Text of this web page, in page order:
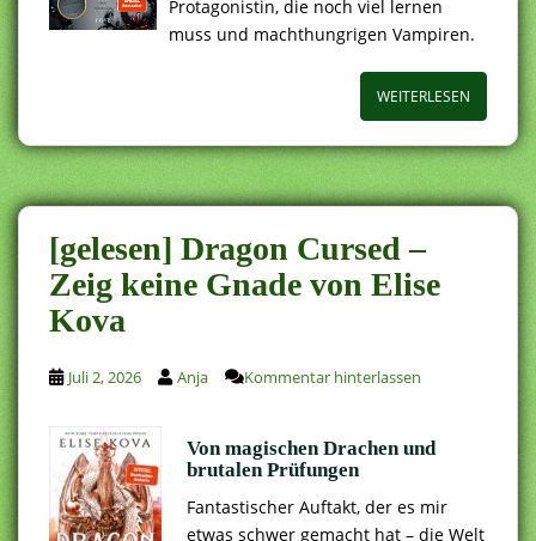
Protagonistin, die noch viel lernen
muss und machthungrigen Vampiren.
WEITERLESEN
[gelesen] Dragon Cursed –
Zeig keine Gnade von Elise
Kova
Juli 2, 2026 Anja Kommentar hinterlassen
Von magischen Drachen und
brutalen Prüfungen
Fantastischer Auftakt, der es mir
etwas schwer gemacht hat – die Welt